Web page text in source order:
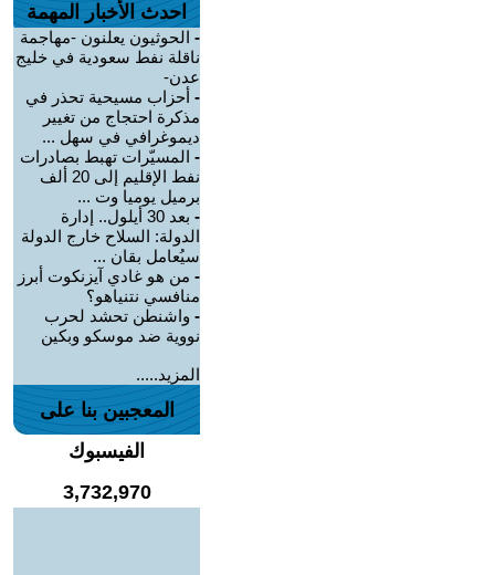
احدث الأخبار المهمة
- الحوثيون يعلنون -مهاجمة
ناقلة نفط سعودية في خليج
عدن-
- أحزاب مسيحية تحذر في
مذكرة احتجاج من تغيير
ديموغرافي في سهل ...
- المسيّرات تهبط بصادرات
نفط الإقليم إلى 20 ألف
برميل يوميا وت ...
-
بعد 30 أيلول.. إدارة
الدولة: السلاح خارج الدولة
سيُعامل بقان ...
- من هو غادي آيزنكوت أبرز
منافسي نتنياهو؟
- واشنطن تحشد لحرب
نووية ضد موسكو وبكين
المزيد.....
المعجبين بنا على
الفيسبوك
3,732,970